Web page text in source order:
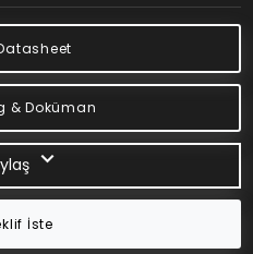
& Doküman
İste